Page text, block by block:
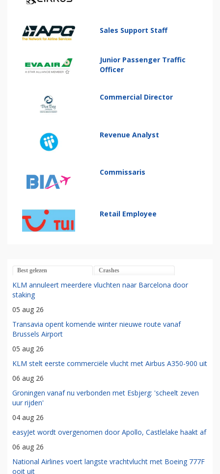
Sales Support Staff
Junior Passenger Traffic
Officer
Commercial Director
Revenue Analyst
Commissaris
Retail Employee
Best gelezen Crashes
KLM annuleert meerdere vluchten naar Barcelona door
staking
05 aug 26
Transavia opent komende winter nieuwe route vanaf
Brussels Airport
05 aug 26
KLM stelt eerste commerciële vlucht met Airbus A350-900 uit
06 aug 26
Groningen vanaf nu verbonden met Esbjerg: 'scheelt zeven
uur rijden'
04 aug 26
easyJet wordt overgenomen door Apollo, Castlelake haakt af
06 aug 26
National Airlines voert langste vrachtvlucht met Boeing 777F
ooit uit